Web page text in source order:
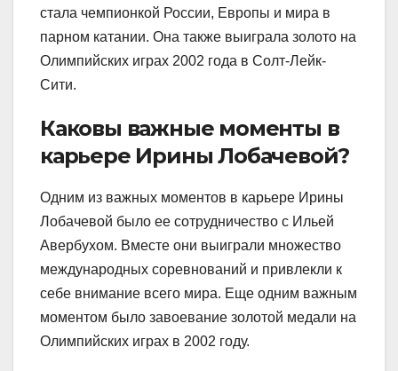
стала чемпионкой России, Европы и мира в
парном катании. Она также выиграла золото на
Олимпийских играх 2002 года в Солт-Лейк-
Сити.
Каковы важные моменты в
карьере Ирины Лобачевой?
Одним из важных моментов в карьере Ирины
Лобачевой было ее сотрудничество с Ильей
Авербухом. Вместе они выиграли множество
международных соревнований и привлекли к
себе внимание всего мира. Еще одним важным
моментом было завоевание золотой медали на
Олимпийских играх в 2002 году.